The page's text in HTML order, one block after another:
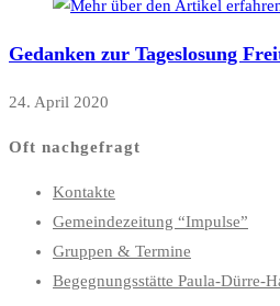
Gedanken zur Tageslosung
24. April 2020
Oft nachgefragt
Kontakte
Gemeindezeitung “Impulse”
Gruppen & Termine
Begegnungsstätte Paula-Dürre-